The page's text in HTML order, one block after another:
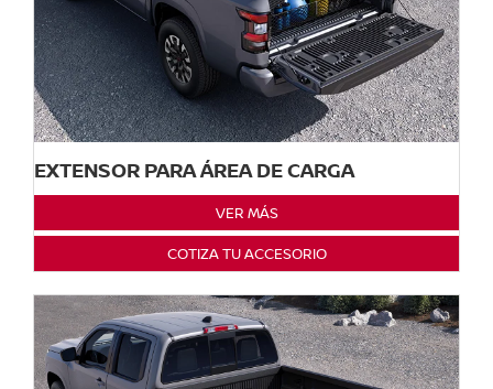
EXTENSOR PARA ÁREA DE CARGA
VER MÁS
COTIZA TU ACCESORIO